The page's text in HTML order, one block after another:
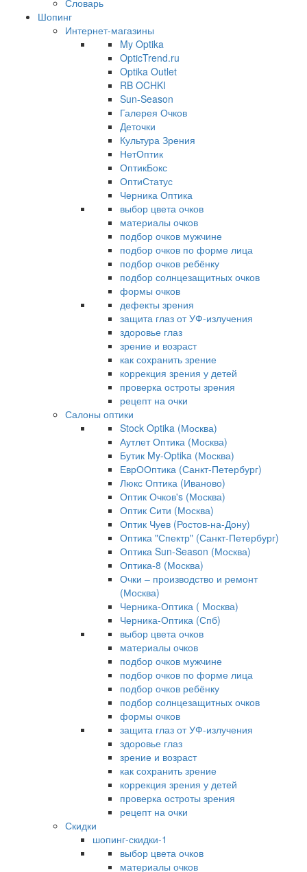
Словарь
Шопинг
Интернет-магазины
My Optika
OpticTrend.ru
Optika Outlet
RB OCHKI
Sun-Season
Галерея Очков
Деточки
Культура Зрения
НетОптик
ОптикБокс
ОптиСтатус
Черника Оптика
выбор цвета очков
материалы очков
подбор очков мужчине
подбор очков по форме лица
подбор очков ребёнку
подбор солнцезащитных очков
формы очков
дефекты зрения
защита глаз от УФ-излучения
здоровье глаз
зрение и возраст
как сохранить зрение
коррекция зрения у детей
проверка остроты зрения
рецепт на очки
Салоны оптики
Stock Optika (Москва)
Аутлет Оптика (Москва)
Бутик My-Optika (Москва)
ЕврООптика (Санкт-Петербург)
Люкс Оптика (Иваново)
Оптик Очков's (Москва)
Оптик Сити (Москва)
Оптик Чуев (Ростов-на-Дону)
Оптика "Спектр" (Санкт-Петербург)
Оптика Sun-Season (Москва)
Оптика-8 (Москва)
Очки – производство и ремонт
(Москва)
Черника-Оптика ( Москва)
Черника-Оптика (Спб)
выбор цвета очков
материалы очков
подбор очков мужчине
подбор очков по форме лица
подбор очков ребёнку
подбор солнцезащитных очков
формы очков
защита глаз от УФ-излучения
здоровье глаз
зрение и возраст
как сохранить зрение
коррекция зрения у детей
проверка остроты зрения
рецепт на очки
Скидки
шопинг-скидки-1
выбор цвета очков
материалы очков